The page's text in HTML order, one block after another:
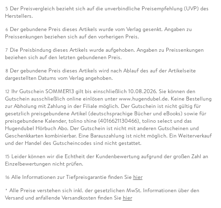
5 Der Preisvergleich bezieht sich auf die unverbindliche Preisempfehlung (UVP) des
Herstellers.
6 Der gebundene Preis dieses Artikels wurde vom Verlag gesenkt. Angaben zu
Preissenkungen beziehen sich auf den vorherigen Preis.
7 Die Preisbindung dieses Artikels wurde aufgehoben. Angaben zu Preissenkungen
beziehen sich auf den letzten gebundenen Preis.
8 Der gebundene Preis dieses Artikels wird nach Ablauf des auf der Artikelseite
dargestellten Datums vom Verlag angehoben.
12 Ihr Gutschein SOMMER13 gilt bis einschließlich 10.08.2026. Sie können den
Gutschein ausschließlich online einlösen unter www.hugendubel.de. Keine Bestellung
zur Abholung mit Zahlung in der Filiale möglich. Der Gutschein ist nicht gültig für
gesetzlich preisgebundene Artikel (deutschsprachige Bücher und eBooks) sowie für
preisgebundene Kalender, tolino shine (4016621130466), tolino select und das
Hugendubel Hörbuch Abo. Der Gutschein ist nicht mit anderen Gutscheinen und
Geschenkkarten kombinierbar. Eine Barauszahlung ist nicht möglich. Ein Weiterverkauf
und der Handel des Gutscheincodes sind nicht gestattet.
15 Leider können wir die Echtheit der Kundenbewertung aufgrund der großen Zahl an
Einzelbewertungen nicht prüfen.
16 Alle Informationen zur Tiefpreisgarantie finden Sie hier
* Alle Preise verstehen sich inkl. der gesetzlichen MwSt. Informationen über den
Versand und anfallende Versandkosten finden Sie hier